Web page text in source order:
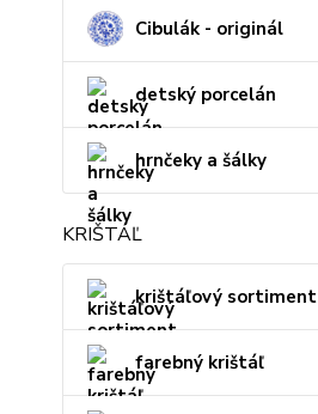
Cibulák - originál
detský porcelán
hrnčeky a šálky
KRIŠTÁĽ
krištáľový sortiment
farebný krištáľ